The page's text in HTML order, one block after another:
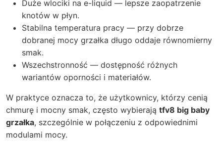
Duże wlociki na e-liquid — lepsze zaopatrzenie
knotów w płyn.
Stabilna temperatura pracy — przy dobrze
dobranej mocy grzałka długo oddaje równomierny
smak.
Wszechstronność — dostępność różnych
wariantów oporności i materiałów.
W praktyce oznacza to, że użytkownicy, którzy cenią
chmurę i mocny smak, często wybierają tfv8 big baby
grzałka, szczególnie w połączeniu z odpowiednimi
modulami mocy.